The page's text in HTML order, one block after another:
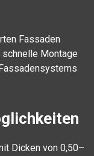
Fassaden
schnelle Montage
Dicken von 0,50–